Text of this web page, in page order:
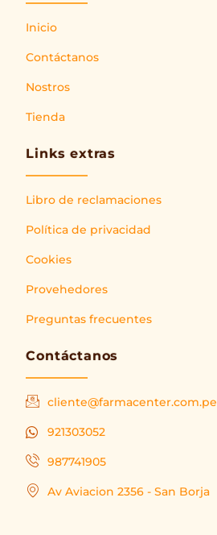
Inicio
Contáctanos
Nostros
Tienda
Links extras
Libro de reclamaciones
Política de privacidad
Cookies
Provehedores
Preguntas frecuentes
Contáctanos
cliente@farmacenter.com.pe
921303052
987741905
Av Aviacion 2356 - San Borja